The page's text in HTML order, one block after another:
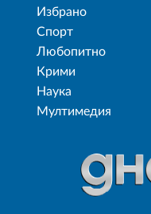
Избрано
Спорт
Любопитно
Крими
Наука
Мултимедия